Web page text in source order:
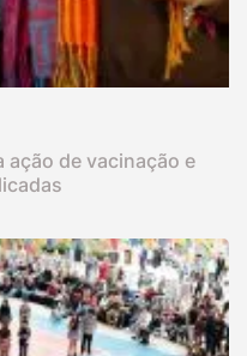
ação de vacinação e